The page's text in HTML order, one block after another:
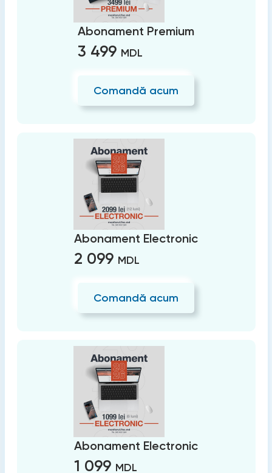
Abonament Premium
3 499 MDL
Comandă acum
Abonament Electronic
2 099 MDL
Comandă acum
Abonament Electronic
1 099 MDL